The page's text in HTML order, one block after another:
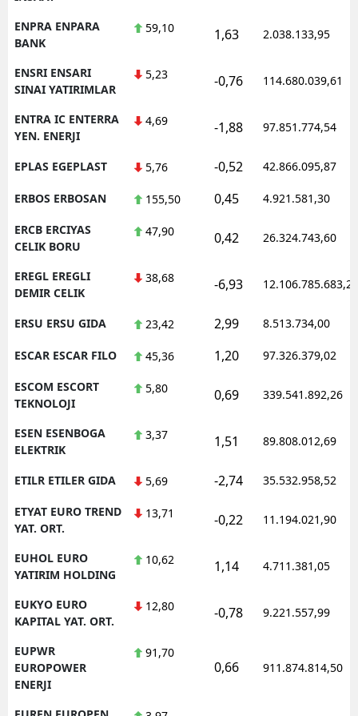
ENPRA ENPARA
BANK
59,10 1,63 2.038.133,95
ENSRI ENSARI
SINAI YATIRIMLAR
5,23 -0,76 114.680.039,61
ENTRA IC ENTERRA
YEN. ENERJI
4,69 -1,88 97.851.774,54
EPLAS EGEPLAST 5,76 -0,52 42.866.095,87
ERBOS ERBOSAN 155,50 0,45 4.921.581,30
ERCB ERCIYAS
CELIK BORU
47,90 0,42 26.324.743,60
EREGL EREGLI
DEMIR CELIK
38,68 -6,93 12.106.785.683,20
ERSU ERSU GIDA 23,42 2,99 8.513.734,00
ESCAR ESCAR FILO 45,36 1,20 97.326.379,02
ESCOM ESCORT
TEKNOLOJI
5,80 0,69 339.541.892,26
ESEN ESENBOGA
ELEKTRIK
3,37 1,51 89.808.012,69
ETILR ETILER GIDA 5,69 -2,74 35.532.958,52
ETYAT EURO TREND
YAT. ORT.
13,71 -0,22 11.194.021,90
EUHOL EURO
YATIRIM HOLDING
10,62 1,14 4.711.381,05
EUKYO EURO
KAPITAL YAT. ORT.
12,80 -0,78 9.221.557,99
EUPWR
EUROPOWER
ENERJI
91,70
0,66 911.874.814,50